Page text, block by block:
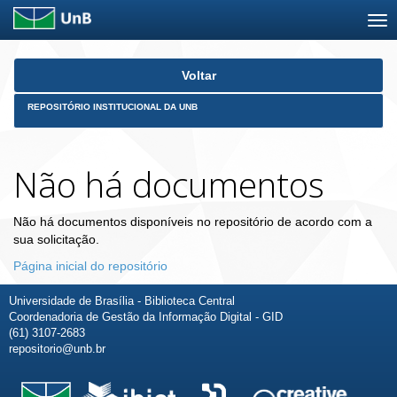
Skip
Voltar
REPOSITÓRIO INSTITUCIONAL DA UNB
Não há documentos
Não há documentos disponíveis no repositório de acordo com a
sua solicitação.
Página inicial do repositório
Universidade de Brasília - Biblioteca Central
Coordenadoria de Gestão da Informação Digital - GID
(61) 3107-2683
repositorio@unb.br